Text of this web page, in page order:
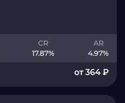
CR
17.87%
AR
4.97%
от 364 ₽